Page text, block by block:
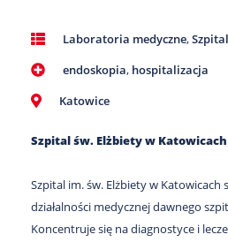
Laboratoria medyczne,
endoskopia, hospitalizacja
Katowice
Szpital św. Elżbiety w Katowicach
Szpital im. św. Elżbiety w
działalności medycznej dawnego
Koncentruje się na diagnostyce i